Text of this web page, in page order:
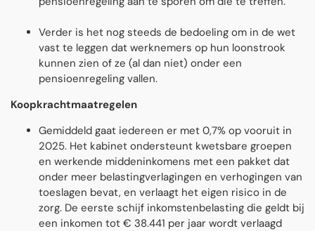
Verder is het nog steeds de bedoeling om in de wet
vast te leggen dat werknemers op hun loonstrook
kunnen zien of ze (al dan niet) onder een
pensioenregeling vallen.
Koopkrachtmaatregelen
Gemiddeld gaat iedereen er met 0,7% op vooruit in
2025. Het kabinet ondersteunt kwetsbare groepen
en werkende middeninkomens met een pakket dat
onder meer belastingverlagingen en verhogingen van
toeslagen bevat, en verlaagt het eigen risico in de
zorg. De eerste schijf inkomstenbelasting die geldt bij
een inkomen tot € 38.441 per jaar wordt verlaagd